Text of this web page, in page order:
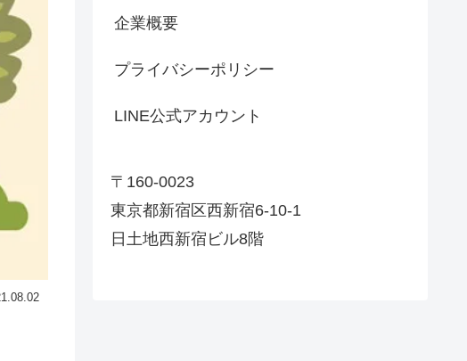
企業概要
プライバシーポリシー
LINE公式アカウント
〒160-0023
東京都新宿区西新宿6-10-1
日土地西新宿ビル8階